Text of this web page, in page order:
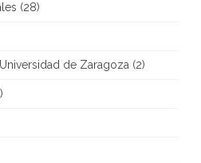
(28)
de Zaragoza (2)